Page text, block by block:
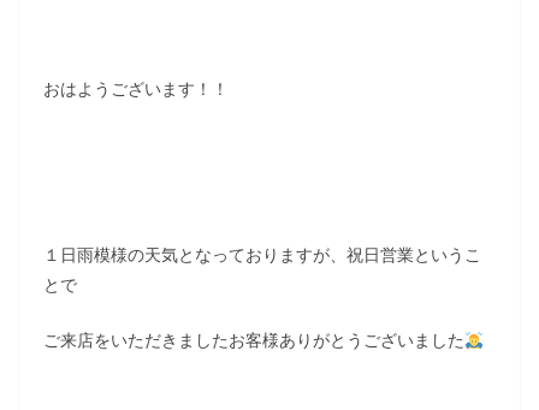
おはようございます！！
１日雨模様の天気となっておりますが、祝日営業というこ
とで
ご来店をいただきましたお客様ありがとうございました